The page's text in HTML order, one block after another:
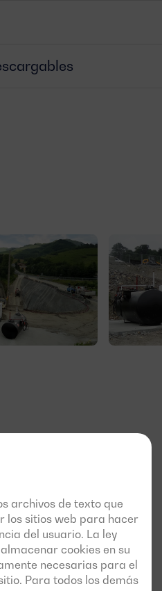
archivos de texto que
los sitios web para hacer
del usuario. La ley
cookies en su
necesarias para el
Para todos los demás